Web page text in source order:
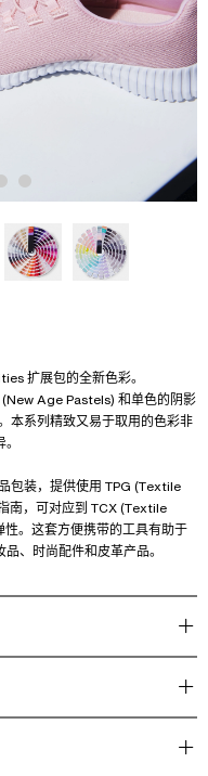
扩展包的全新色彩。
Age Pastels) 和单色的阴影
本系列精致又易于取用的色彩非
包装，提供使用 TPG (Textile
南，可对应到 TCX (Textile
。这套方便携带的工具有助于
、时尚配件和皮革产品。